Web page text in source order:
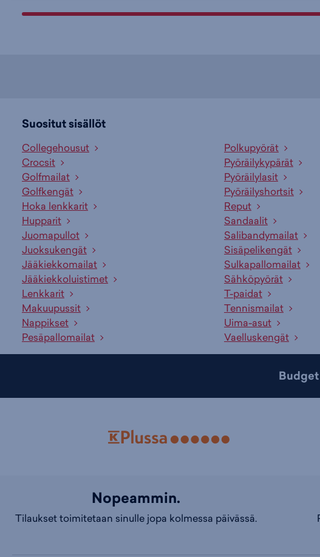
Suositut sisällöt
Collegehousut
Crocsit
Golfmailat
Golfkengät
Hoka lenkkarit
Hupparit
Juomapullot
Juoksukengät
Jääkiekkomailat
Jääkiekkoluistimet
Lenkkarit
Makuupussit
Nappikset
Pesäpallomailat
Polkupyörät
Pyöräilykypärät
Pyöräilylasit
Pyöräilyshortsit
Reput
Sandaalit
Salibandymailat
Sisäpelikengät
Sulkapallomailat
Sähköpyörät
T-paidat
Tennismailat
Uima-asut
Vaelluskengät
Nopeammin.
Tilaukset toimitetaan sinulle jopa kolmessa päivässä.